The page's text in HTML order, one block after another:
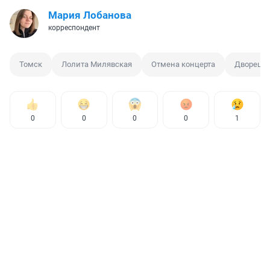
Мария Лобанова
корреспондент
Томск Лолита Милявская Отмена концерта Дворец
0 0 0 0 1